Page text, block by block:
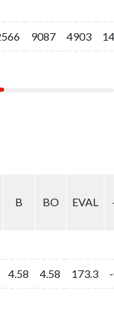
9087 4903
9087 4903
B BO EVAL
4.58 4.58 173.3
B BO EVAL
4.58 4.58 173.3